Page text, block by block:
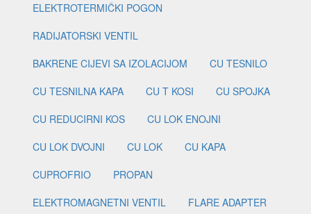
ELEKTROTERMIČKI POGON
RADIJATORSKI VENTIL
BAKRENE CIJEVI SA IZOLACIJOM
CU TESNILO
CU TESNILNA KAPA
CU T KOSI
CU SPOJKA
CU REDUCIRNI KOS
CU LOK ENOJNI
CU LOK DVOJNI
CU LOK
CU KAPA
CUPROFRIO
PROPAN
ELEKTROMAGNETNI VENTIL
FLARE ADAPTER